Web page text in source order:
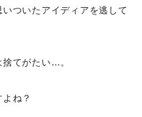
ついたアイディアを逃して
てがたい…。
ね？